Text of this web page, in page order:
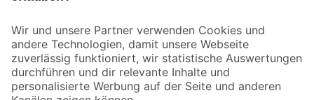
Der toom Newsletter: Keine Angebote und Aktionen mehr verpassen!
Zur Newsletter Anmeldung